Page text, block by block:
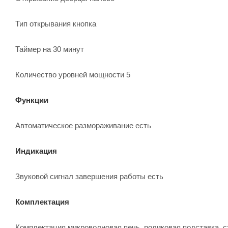
Тип открывания кнопка
Таймер на 30 минут
Количество уровней мощности 5
Функции
Автоматическое размораживание есть
Индикация
Звуковой сигнал завершения работы есть
Комплектация